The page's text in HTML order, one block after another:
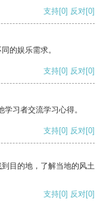
支持[0] 反对[0]
的娱乐需求。
支持[0] 反对[0]
习者交流学习心得。
支持[0] 反对[0]
目的地，了解当地的风土
支持[0] 反对[0]